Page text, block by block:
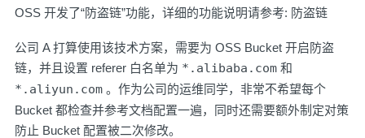
OSS 开发了“防盗链”功能，详细的功能说明请参考: 防盗链
公司 A 打算使用该技术方案，需要为 OSS Bucket 开启防盗
链，并且设置 referer 白名单为 *.alibaba.com 和
*.aliyun.com 。作为公司的运维同学，非常不希望每个
Bucket 都检查并参考文档配置一遍，同时还需要额外制定对策
防止 Bucket 配置被二次修改。